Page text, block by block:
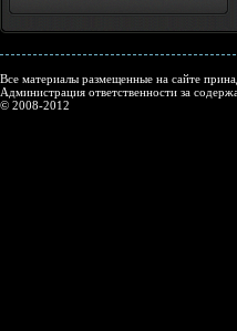
Все материалы размещенные на сайте
Администрация ответственности за
© 2008-2012